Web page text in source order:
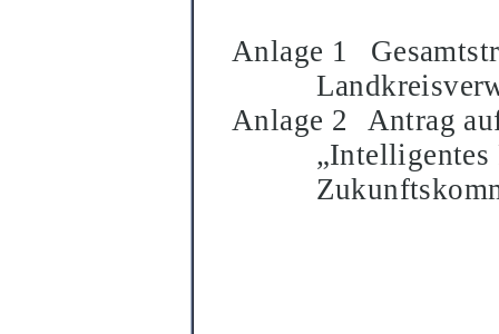
Anlage 1
Anlage 2
Antrag
„Intelligentes